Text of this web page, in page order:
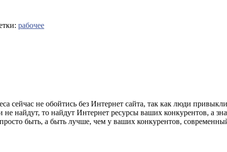
рабочее
сейчас не обойтись без Интернет сайта, так как люди
найдут, то найдут Интернет ресурсы ваших конкурентов, а
быть, а быть лучше, чем у ваших конкурентов,